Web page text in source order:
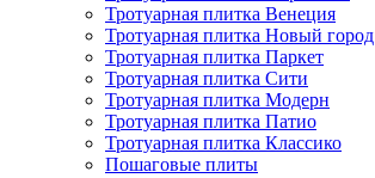
Тротуарная плитка Венеция
Тротуарная плитка Новый город
Тротуарная плитка Паркет
Тротуарная плитка Сити
Тротуарная плитка Модерн
Тротуарная плитка Патио
Тротуарная плитка Классико
Пошаговые плиты